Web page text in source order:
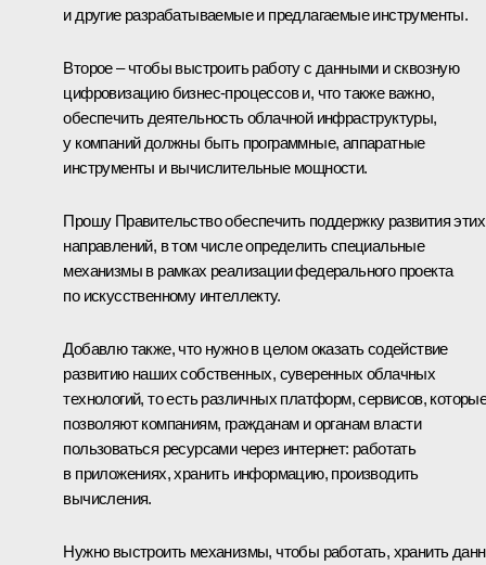
и другие разрабатываемые и предлагаемые инструменты.
Второе – чтобы выстроить работу с данными и сквозную
цифровизацию бизнес-процессов и, что также важно,
обеспечить деятельность облачной инфраструктуры,
у компаний должны быть программные, аппаратные
инструменты и вычислительные мощности.
Прошу Правительство обеспечить поддержку развития этих
направлений, в том числе определить специальные
механизмы в рамках реализации федерального проекта
по искусственному интеллекту.
Добавлю также, что нужно в целом оказать содействие
развитию наших собственных, суверенных облачных
технологий, то есть различных платформ, сервисов,
позволяют компаниям, гражданам и органам власти
пользоваться ресурсами через интернет: работать
в приложениях, хранить информацию, производить
вычисления.
Нужно выстроить механизмы, чтобы работать, хранить